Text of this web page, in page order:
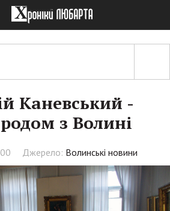
Каневський -
з Волині
Джерело: Волинські новини